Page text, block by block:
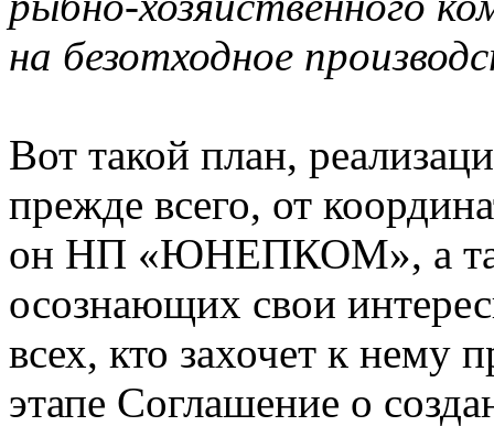
на безотходное
Вот такой план,
прежде всего, от
он НП «ЮНЕПКОМ», а
осознающих свои
всех, кто захочет к нему
этапе Соглашение о